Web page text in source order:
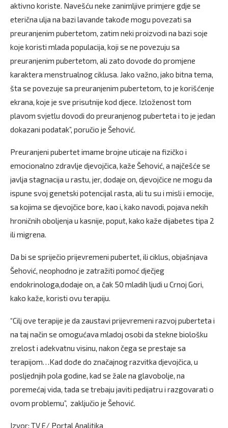
aktivno koriste. Navešću neke zanimljive primjere gdje se
eterična ulja na bazi lavande takođe mogu povezati sa
preuranjenim pubertetom, zatim neki proizvodi na bazi soje
koje koristi mlada populacija, koji se ne povezuju sa
preuranjenim pubertetom, ali zato dovode do promjene
karaktera menstrualnog ciklusa. Jako važno, jako bitna tema,
šta se povezuje sa preuranjenim pubertetom, to je korišćenje
ekrana, koje je sve prisutnije kod djece. Izloženost tom
plavom svjetlu dovodi do preuranjenog puberteta i to je jedan
dokazani podatak”, poručio je Šehović.
Preuranjeni pubertet imame brojne uticaje na fizičko i
emocionalno zdravlje djevojčica, kaže Šehović, a najčešće se
javlja stagnacija u rastu, jer, dodaje on, djevojčice ne mogu da
ispune svoj genetski potencijal rasta, ali tu su i misli i emocije,
sa kojima se djevojčice bore, kao i, kako navodi, pojava nekih
hroničnih oboljenja u kasnije, poput, kako kaže dijabetes tipa 2
ili migrena.
Da bi se spriječio prijevremeni pubertet, ili ciklus, objašnjava
Šehović, neophodno je zatražiti pomoć dječjeg
endokrinologa,dodaje on, a čak 50 mladih ljudi u Crnoj Gori,
kako kaže, koristi ovu terapiju.
“Cilj ove terapije je da zaustavi prijevremeni razvoj puberteta i
na taj način se omogućava mladoj osobi da stekne biološku
zrelost i adekvatnu visinu, nakon čega se prestaje sa
terapijom…Kad dođe do značajnog razvitka djevojčica, u
posljednjih pola godine, kad se žale na glavobolje, na
poremećaj vida, tada se trebaju javiti pedijatru i razgovarati o
ovom problemu”, zaključio je Šehović.
Izvor: TV E/ Portal Analitika